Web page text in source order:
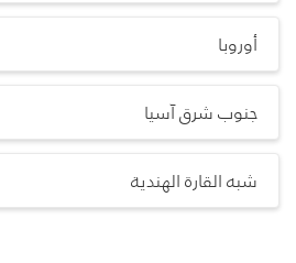
أوروبا
جنوب شرق آسيا
شبه القارة الهندية